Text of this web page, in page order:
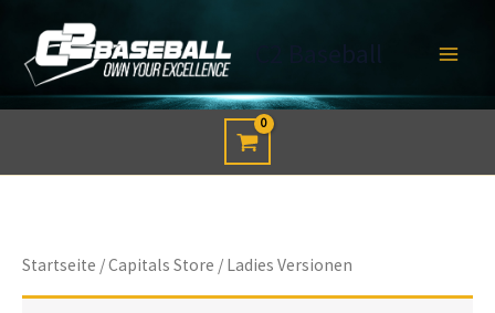
Inhalt
springen
C2 Baseball
Startseite /Capitals Store / Ladies Versionen